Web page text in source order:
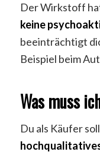
Der Wirkstoff
keine
beeinträchtigt
Beispiel beim
Was muss
Du als Käufer